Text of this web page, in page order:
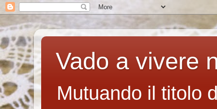
Vado a vivere
Mutuando il titolo